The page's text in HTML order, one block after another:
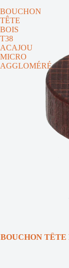
BOUCHON
TÊTE
BOIS
T38
ACAJOU
MICRO
AGGLOMÉRÉ
BOUCHON TÊTE